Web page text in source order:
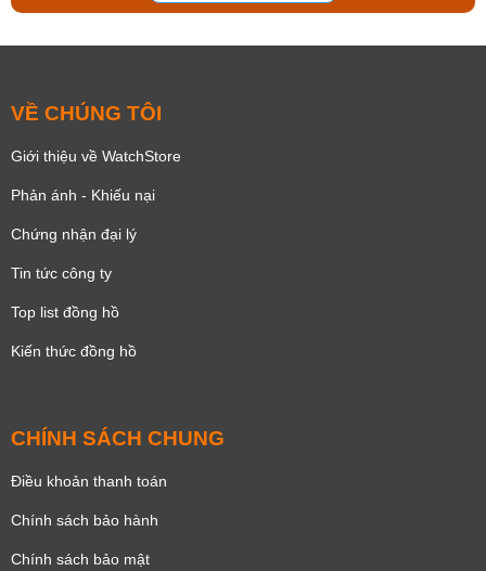
VỀ CHÚNG TÔI
Giới thiệu về WatchStore
Phản ánh - Khiếu nại
Chứng nhận đại lý
Tin tức công ty
Top list đồng hồ
Kiến thức đồng hồ
CHÍNH SÁCH CHUNG
Điều khoản thanh toán
Chính sách bảo hành
Chính sách bảo mật